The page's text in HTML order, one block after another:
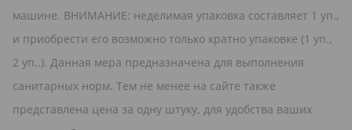
машине. ВНИМАНИЕ: неделимая упаковка составляет 1 уп.,
и приобрести его возможно только кратно упаковке (1 уп.,
2 уп..). Данная мера предназначена для выполнения
санитарных норм. Тем не менее на сайте также
представлена цена за одну штуку, для удобства ваших